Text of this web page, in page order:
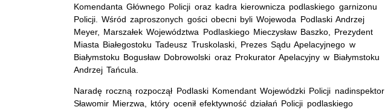
Komendanta Głównego Policji oraz kadra kierownicza podlaskiego garnizonu
Policji. Wśród zaproszonych gości obecni byli Wojewoda Podlaski Andrzej
Meyer, Marszałek Województwa Podlaskiego Mieczysław Baszko, Prezydent
Miasta Białegostoku Tadeusz Truskolaski, Prezes Sądu Apelacyjnego w
Białymstoku Bogusław Dobrowolski oraz Prokurator Apelacyjny w Białymstoku
Andrzej Tańcula.
Naradę roczną rozpoczął Podlaski Komendant Wojewódzki Policji nadinspektor
Sławomir Mierzwa, który ocenił efektywność działań Policji podlaskiego